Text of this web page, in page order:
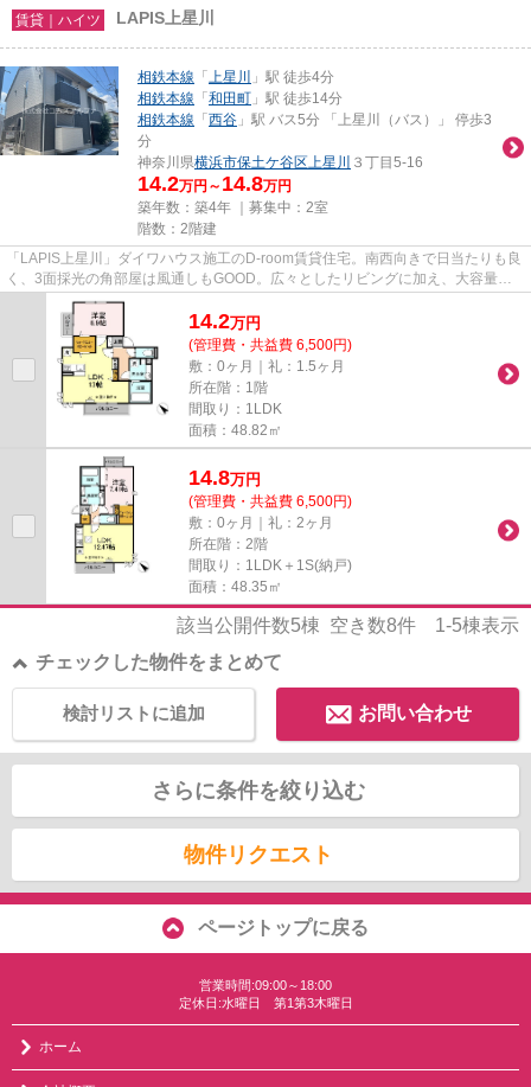
賃貸｜ハイツ LAPIS上星川
相鉄本線 「 上星川
」駅 徒歩4分
相鉄本線 「 和田町 」駅 徒歩14分
相鉄本線 「 西谷 」駅 バス5分 「上星川（バス）」 停歩3
分
神奈川県横浜市保土ケ谷区上星川 ３丁目5-16
14.2万円～ 14.8万円
築年数：築4年 ｜募集中： 2室
階数：2階建
「LAPIS上星川」ダイワハウス施工のD-room賃貸住宅。南西向きで日当たりも良
く、3面採光の角部屋は風通しもGOOD。広々としたリビングに加え、大容量の
ウォークインクロゼット付きで、...
14.2万円
(管理費・共益費 6,500円)
敷：0ヶ月｜礼：1.5ヶ月
所在階：1階
間取り：1LDK
面積：48.82㎡
14.8万円
(管理費・共益費 6,500円)
敷：0ヶ月｜礼：2ヶ月
所在階：2階
間取り：1LDK＋1S(納戸)
面積：48.35㎡
該当公開件数5棟 空き数8件 1-5棟表示
チェックした物件をまとめて
お問い合わせ
検討リストに追加
さらに条件を絞り込む
物件リクエスト
ページトップに戻る
営業時間:09:00～18:00
定休日:水曜日 第1第3木曜日
ホーム